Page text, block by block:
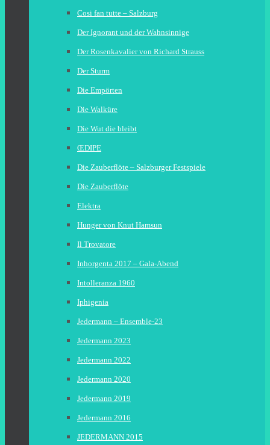
Cosi fan tutte – Salzburg
Der Ignorant und der Wahnsinnige
Der Rosenkavalier von Richard Strauss
Der Sturm
Die Empörten
Die Walküre
Die Wut die bleibt
ŒDIPE
Die Zauberflöte – Salzburger Festspiele
Die Zauberflöte
Elektra
Hunger von Knut Hamsun
Il Trovatore
Inhorgenta 2017 – Gala-Abend
Intolleranza 1960
Iphigenia
Jedermann – Ensemble-23
Jedermann 2023
Jedermann 2022
Jedermann 2020
Jedermann 2019
Jedermann 2016
JEDERMANN 2015